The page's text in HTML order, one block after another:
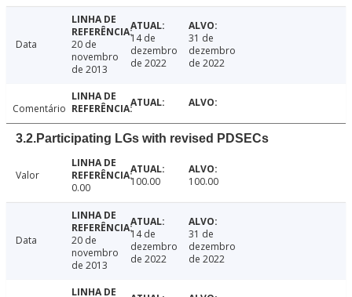
Data
20 de
novembro
de 2013
14 de
dezembro
de 2022
31 de
dezembro
de 2022
Comentário
3.2.Participating LGs with revised PDSECs
Valor
0.00
100.00 100.00
Data
20 de
novembro
de 2013
14 de
dezembro
de 2022
31 de
dezembro
de 2022